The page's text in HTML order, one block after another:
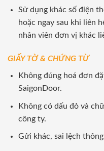
Sử dụng khác số điện
hoặc ngay sau khi liên
nhân viên đơn vị khác
GIẤY TỜ & CHỨNG TỪ
Không đúng hoá đơn
SaigonDoor.
Không có dấu đỏ và
công ty.
Gửi khác, sai lệch